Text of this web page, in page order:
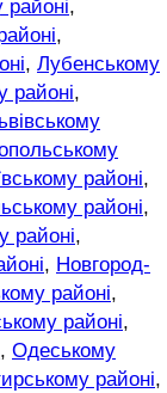
районі,
,
, Лубенському
районі,
районі,
районі,
районі,
, Новгород-
районі,
районі,
, Одеському
районі,